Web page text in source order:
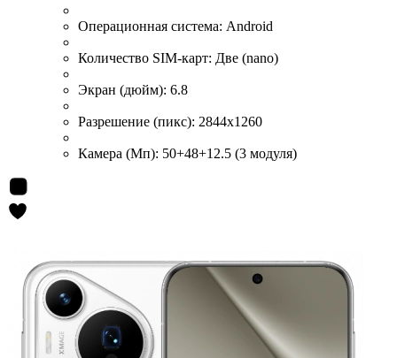
Операционная система: Android
Количество SIM-карт: Две (nano)
Экран (дюйм): 6.8
Разрешение (пикс): 2844x1260
Камера (Мп): 50+48+12.5 (3 модуля)